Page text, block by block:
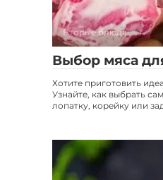
Вторые блюда
Выбор мяса
Хотите приготовить
Узнайте, как выбрать
лопатку, корейку или